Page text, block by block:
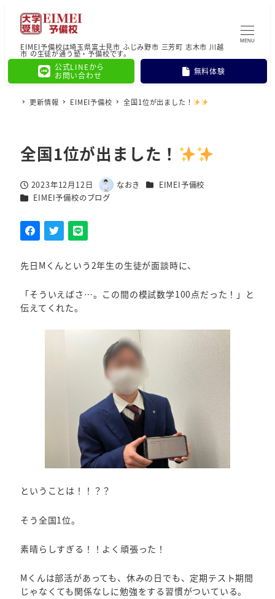
EIMEI予備校は埼玉県富士見市 ふじみ野市 三芳町 志木市 川越
市 の生徒が通う塾・予備校です。
公式LINEから
お問い合わせ
無料体験
MENU
更新情報 EIMEI予備校 全国1位が出ました！
全国1位が出ました！
投稿日2023年12月12日
著
者
なおき カテゴリー
EIMEI予備校
カテゴリー
EIMEI予備校のブログ
先日Mくんという2年生の生徒が面談時に、
「そういえばさ…。この間の模試数学100点だった！」と
伝えてくれた。
ということは！！？？
そう全国1位。
素晴らしすぎる！！よく頑張った！
Mくんは部活があっても、休みの日でも、定期テスト期間
じゃなくても関係なしに勉強をする習慣がついている。